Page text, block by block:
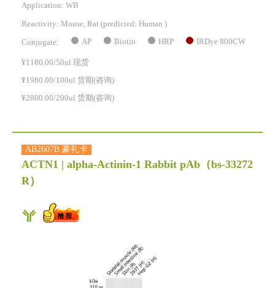
Application: WB
Reactivity: Mouse, Rat (predicted: Human )
Conjugate: AP Biotin HRP IRDye 800CW
¥1180.00/50ul 现货
¥1980.00/100ul 货期(咨询)
¥2800.00/200ul 货期(咨询)
AB2607B 豪礼卡
ACTN1 | alpha-Actinin-1 Rabbit pAb （bs-33272
R）